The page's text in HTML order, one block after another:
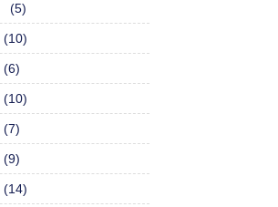
(5)
(10)
(6)
(10)
(7)
(9)
(14)